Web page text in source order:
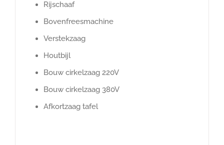
Rijschaaf
Bovenfreesmachine
Verstekzaag
Houtbijl
Bouw cirkelzaag 220V
Bouw cirkelzaag 380V
Afkortzaag tafel